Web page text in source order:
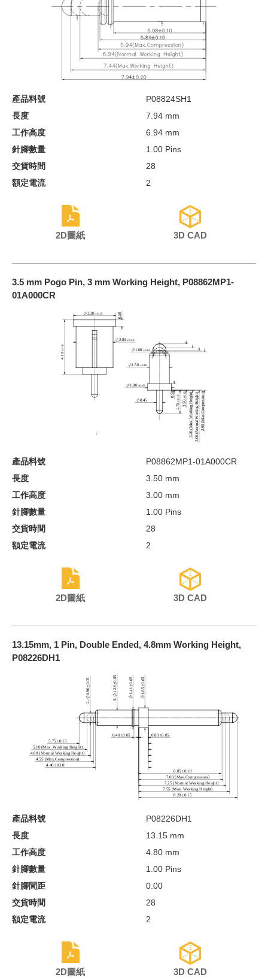
產品料號
P08824SH1
長度
7.94 mm
工作高度
6.94 mm
針腳數量
1.00 Pins
交貨時間
28
額定電流
2
2D圖紙 3D CAD
3.5 mm Pogo Pin, 3 mm Working Height, P08862MP1-
01A000CR
產品料號
P08862MP1-01A000CR
長度
3.50 mm
工作高度
3.00 mm
針腳數量
1.00 Pins
交貨時間
28
額定電流
2
2D圖紙 3D CAD
13.15mm, 1 Pin, Double Ended, 4.8mm Working Height,
P08226DH1
產品料號
P08226DH1
長度
13.15 mm
工作高度
4.80 mm
針腳數量
1.00 Pins
針腳間距
0.00
交貨時間
28
額定電流
2
2D圖紙 3D CAD